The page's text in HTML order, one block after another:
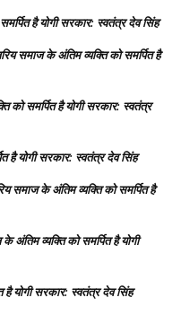
है योगी सरकार: स्वतंत्र देव सिंह
समाज के अंतिम व्यक्ति को समर्पित है
को समर्पित है योगी सरकार: स्वतंत्र
है योगी सरकार: स्वतंत्र देव सिंह
समाज के अंतिम व्यक्ति को समर्पित है
अंतिम व्यक्ति को समर्पित है योगी
है योगी सरकार: स्वतंत्र देव सिंह